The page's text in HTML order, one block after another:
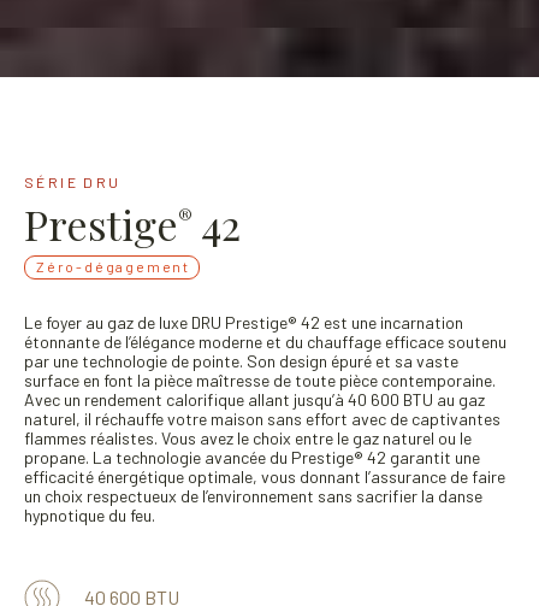
SÉRIE DRU
Prestige® 42
Zéro-dégagement
Le foyer au gaz de luxe DRU Prestige® 42 est une incarnation
étonnante de l’élégance moderne et du chauffage efficace soutenu
par une technologie de pointe. Son design épuré et sa vaste
surface en font la pièce maîtresse de toute pièce contemporaine.
Avec un rendement calorifique allant jusqu’à 40 600 BTU au gaz
naturel, il réchauffe votre maison sans effort avec de captivantes
flammes réalistes. Vous avez le choix entre le gaz naturel ou le
propane. La technologie avancée du Prestige® 42 garantit une
efficacité énergétique optimale, vous donnant l’assurance de faire
un choix respectueux de l’environnement sans sacrifier la danse
hypnotique du feu.
40 600 BTU